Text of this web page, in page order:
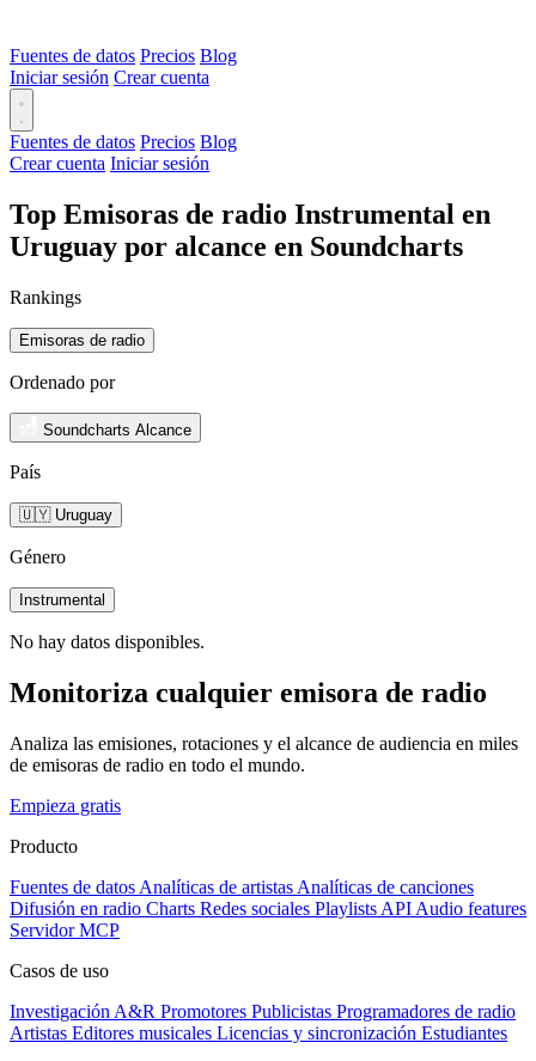
Fuentes de datos Precios Blog
Iniciar sesión Crear cuenta
Fuentes de datos Precios Blog
Crear cuenta Iniciar sesión
Top Emisoras de radio Instrumental en
Uruguay por alcance en Soundcharts
Rankings
Emisoras de radio
Ordenado por
Soundcharts Alcance
País
🇺🇾 Uruguay
Género
Instrumental
No hay datos disponibles.
Monitoriza cualquier emisora de radio
Analiza las emisiones, rotaciones y el alcance de audiencia en miles
de emisoras de radio en todo el mundo.
Empieza gratis
Producto
Fuentes de datos Analíticas de artistas Analíticas de canciones
Difusión en radio Charts Redes sociales Playlists API Audio features
Servidor MCP
Casos de uso
Investigación A&R Promotores Publicistas Programadores de radio
Artistas Editores musicales Licencias y sincronización Estudiantes